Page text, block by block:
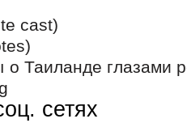
cast)
Таиланде глазами
сетях